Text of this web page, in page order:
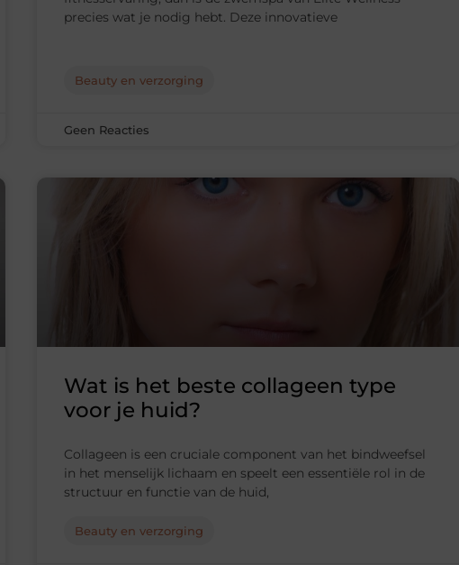
precies wat je nodig hebt. Deze innovatieve
Beauty en verzorging
Geen Reacties
Wat is het beste collageen type
voor je huid?
Collageen is een cruciale component van het bindweefsel
in het menselijk lichaam en speelt een essentiële rol in de
structuur en functie van de huid,
Beauty en verzorging